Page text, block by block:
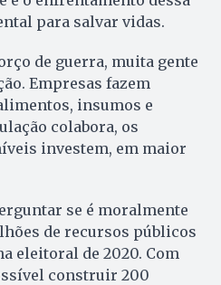
para salvar vidas.
de guerra, muita gente
Empresas fazem
insumos e
colabora, os
investem, em maior
se é moralmente
de recursos públicos
eleitoral de 2020. Com
construir 200